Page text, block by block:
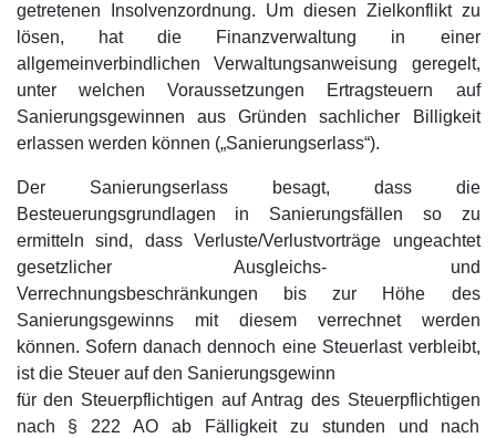
getretenen Insolvenzordnung. Um diesen Zielkonflikt zu
lösen, hat die Finanzverwaltung in einer
allgemeinverbindlichen Verwaltungsanweisung geregelt,
unter welchen Voraussetzungen Ertragsteuern auf
Sanierungsgewinnen aus Gründen sachlicher Billigkeit
erlassen werden können („Sanierungserlass“).
Der Sanierungserlass besagt, dass die
Besteuerungsgrundlagen in Sanierungsfällen so zu
ermitteln sind, dass Verluste/Verlustvorträge ungeachtet
gesetzlicher Ausgleichs- und
Verrechnungsbeschränkungen bis zur Höhe des
Sanierungsgewinns mit diesem verrechnet werden
können. Sofern danach dennoch eine Steuerlast verbleibt,
ist die Steuer auf den Sanierungsgewinn
für den Steuerpflichtigen auf Antrag des Steuerpflichtigen
nach § 222 AO ab Fälligkeit zu stunden und nach